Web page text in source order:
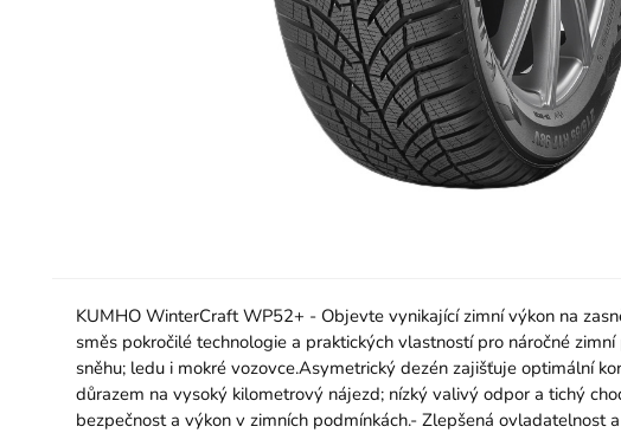
KUMHO WinterCraft WP52+ - Objevte vynikající zimní výkon na
směs pokročilé technologie a praktických vlastností pro náročné
sněhu; ledu i mokré vozovce.Asymetrický dezén zajišťuje optimální
důrazem na vysoký kilometrový nájezd; nízký valivý odpor a tichý
bezpečnost a výkon v zimních podmínkách.- Zlepšená ovladatelnost